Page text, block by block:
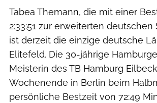
Tabea Themann, die mit einer
2:33:51 zur erweiterten deutschen
ist derzeit die einzige deutsche
Elitefeld. Die 30-jährige
Meisterin des TB Hamburg
Wochenende in Berlin beim
persönliche Bestzeit von 72:49